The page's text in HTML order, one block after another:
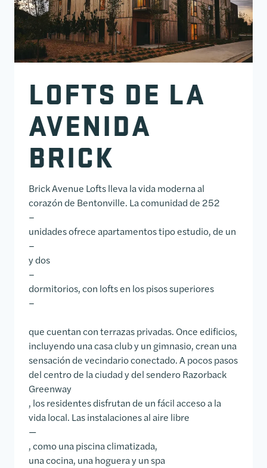
LOFTS DE LA
AVENIDA
BRICK
Brick Avenue Lofts lleva la vida moderna al
corazón de Bentonville. La comunidad de 252
–
unidades ofrece apartamentos tipo estudio, de un
–
y dos
–
dormitorios, con lofts en los pisos superiores
–
que cuentan con terrazas privadas. Once edificios,
incluyendo una casa club y un gimnasio, crean una
sensación de vecindario conectado. A pocos pasos
del centro de la ciudad y del sendero Razorback
Greenway
, los residentes disfrutan de un fácil acceso a la
vida local. Las instalaciones al aire libre
—
, como una piscina climatizada,
una cocina, una hoguera y un spa